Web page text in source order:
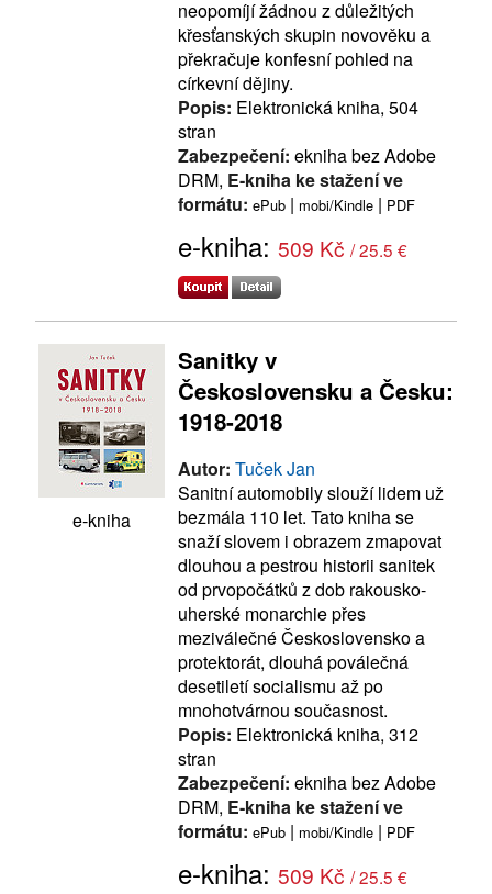
neopomíjí žádnou z důležitých
křesťanských skupin novověku a
překračuje konfesní pohled na
církevní dějiny.
Popis: Elektronická kniha, 504
stran
Zabezpečení: ekniha bez Adobe
DRM, E-kniha ke stažení ve
formátu: ePub | mobi/Kindle | PDF
e-kniha: 509 Kč / 25.5 €
e-kniha
Sanitky v
Československu a Česku:
1918-2018
Autor: Tuček Jan
Sanitní automobily slouží lidem už
bezmála 110 let. Tato kniha se
snaží slovem i obrazem zmapovat
dlouhou a pestrou historii sanitek
od prvopočátků z dob rakousko-
uherské monarchie přes
meziválečné Československo a
protektorát, dlouhá poválečná
desetiletí socialismu až po
mnohotvárnou současnost.
Popis: Elektronická kniha, 312
stran
Zabezpečení: ekniha bez Adobe
DRM, E-kniha ke stažení ve
formátu: ePub | mobi/Kindle | PDF
e-kniha: 509 Kč / 25.5 €